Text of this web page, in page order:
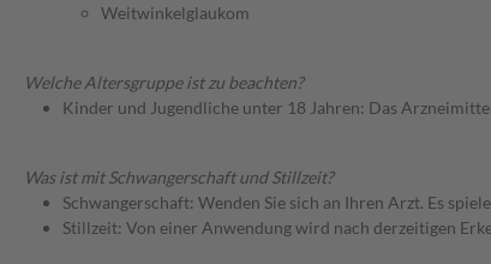
Weitwinkelglaukom
Welche Altersgruppe ist zu beachten?
Kinder und Jugendliche unter 18 Jahren: Das
Was ist mit Schwangerschaft und Stillzeit?
Schwangerschaft: Wenden Sie sich an Ihren Arzt. Es
Stillzeit: Von einer Anwendung wird nach derzeitigen